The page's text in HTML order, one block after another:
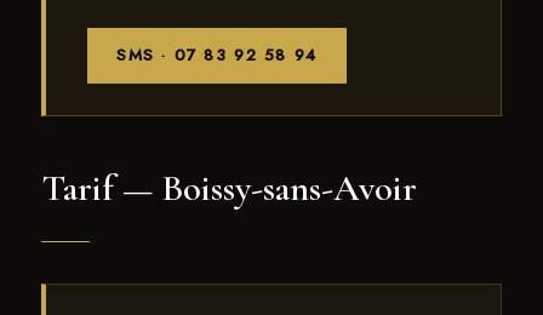
SMS · 07 83 92 58 94
Tarif — Boissy-sans-Avoir